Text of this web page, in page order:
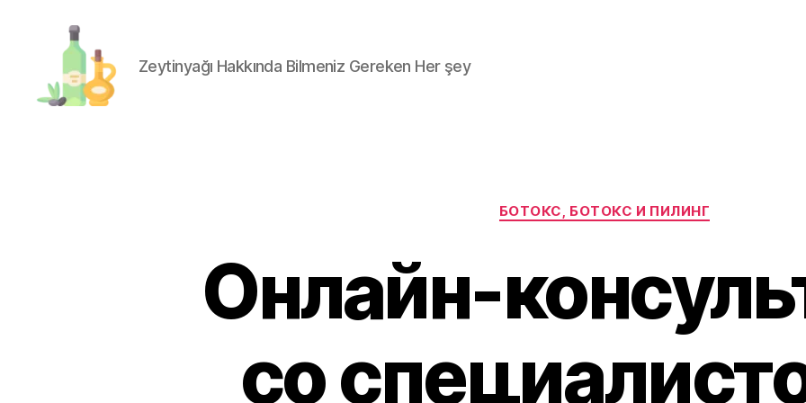
Zeytinyağı Hakkında Bilmeniz Gereken Her şey
Kategoriler
БОТОКС, БОТОКС И ПИЛИНГ
Онлайн-
со